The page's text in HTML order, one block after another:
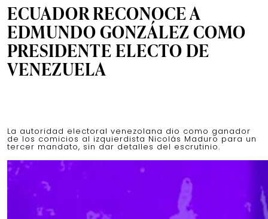
ECUADOR RECONOCE A
EDMUNDO GONZÁLEZ COMO
PRESIDENTE ELECTO DE
VENEZUELA
La autoridad electoral venezolana dio como ganador
de los comicios al izquierdista Nicolás Maduro para un
tercer mandato, sin dar detalles del escrutinio.